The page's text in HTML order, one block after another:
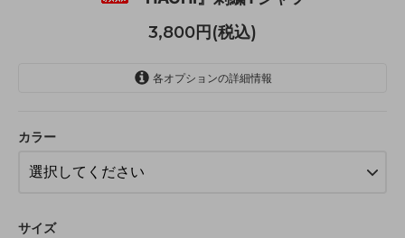
3,800円(税込)
各オプションの詳細情報
カラー
サイズ